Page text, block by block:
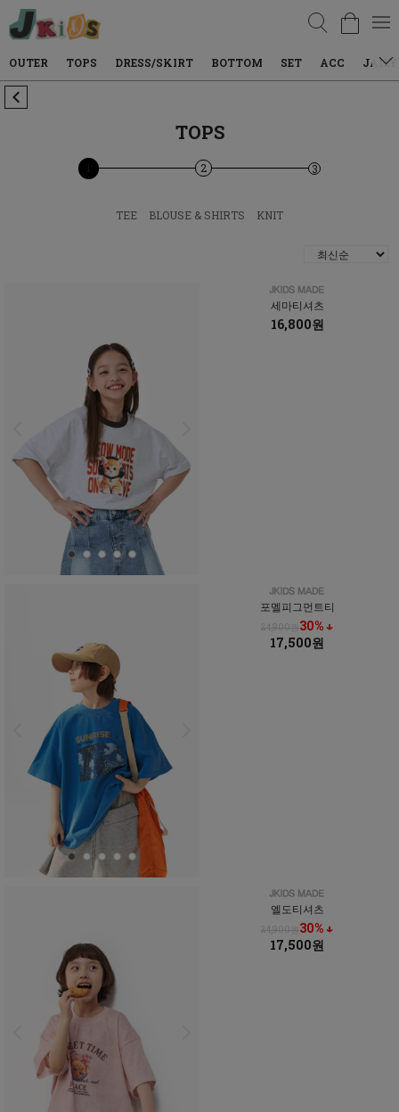
검색
TOPS DRESS/SKIRT BOTTOM SET ACC JAILY WEAR
TOPS
2 3
TEE BLOUSE & SHIRTS KNIT
세마티셔츠
16,800원
포멜피그먼트티
24,900원30% ↓
17,500원
엘도티셔츠
24,900원30% ↓
17,500원